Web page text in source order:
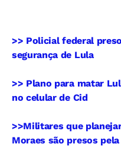
>> Policial federal
segurança de Lula
>> Plano para matar
no celular de Cid
>>Militares que
Moraes são presos pela